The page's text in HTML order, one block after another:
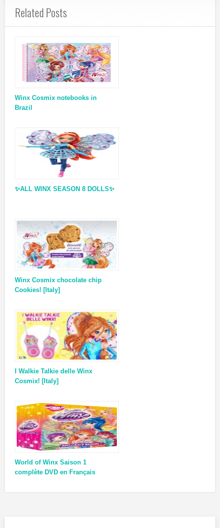
Related Posts
Winx Cosmix notebooks in
Brazil
✨ALL WINX SEASON 8 DOLLS✨
Winx Cosmix chocolate chip
Cookies! [Italy]
I Walkie Talkie delle Winx
Cosmix! [Italy]
World of Winx Saison 1
complète DVD en Français